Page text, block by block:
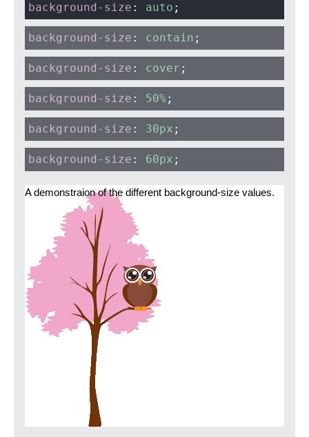
background-size : auto ;
background-size : contain ;
background-size : cover ;
background-size : 50%;
background-size : 30px ;
background-size : 60px ;
A demonstraion of the different background-size values.